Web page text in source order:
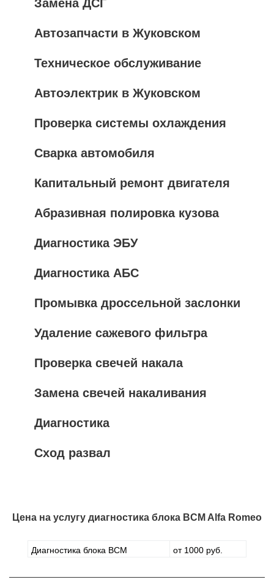
Замена ДСГ
Автозапчасти в Жуковском
Техническое обслуживание
Автоэлектрик в Жуковском
Проверка системы охлаждения
Сварка автомобиля
Капитальный ремонт двигателя
Абразивная полировка кузова
Диагностика ЭБУ
Диагностика АБС
Промывка дроссельной заслонки
Удаление сажевого фильтра
Проверка свечей накала
Замена свечей накаливания
Диагностика
Сход развал
Цена на услугу диагностика блока BCM Alfa Romeo
Диагностика блока BCM от 1000 руб.